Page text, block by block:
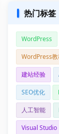
热门标签
WordPress
WordPress教
建站经验
SEO优化
人工智能
Visual Studio